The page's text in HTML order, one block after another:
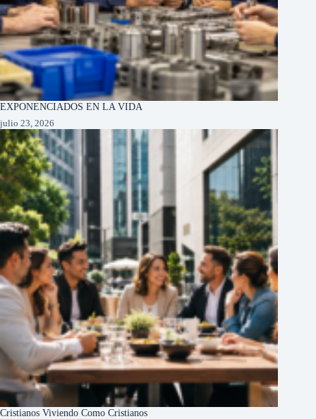
EXPONENCIADOS EN LA VIDA
julio 23, 2026
Cristianos Viviendo Como Cristianos